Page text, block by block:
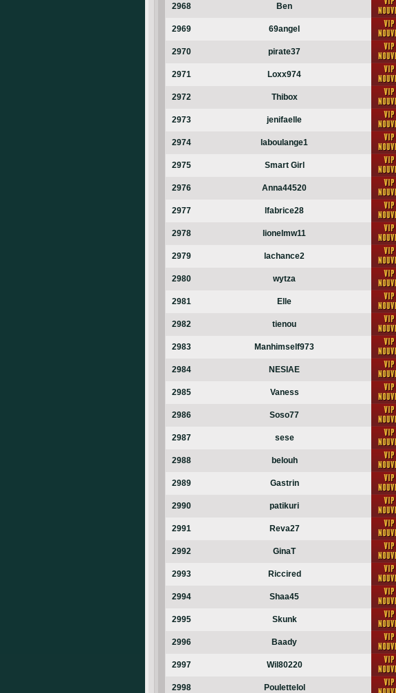
2968 Ben
2969 69angel
2970 pirate37
2971 Loxx974
2972 Thibox
2973 jenifaelle
2974 laboulange1
2975 Smart Girl
2976 Anna44520
2977 lfabrice28
2978 lionelmw11
2979 lachance2
2980 wytza
2981 Elle
2982 tienou
2983 Manhimself973
2984 NESIAE
2985 Vaness
2986 Soso77
2987 sese
2988 belouh
2989 Gastrin
2990 patikuri
2991 Reva27
2992 GinaT
2993 Riccired
2994 Shaa45
2995 Skunk
2996 Baady
2997 Wil80220
2998 Poulettelol